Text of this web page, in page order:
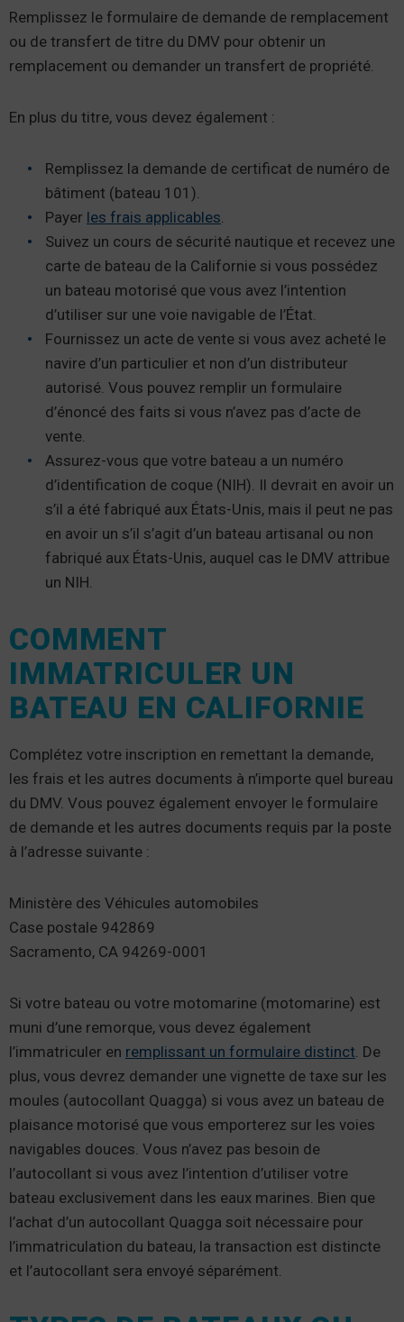
Remplissez le formulaire de demande de remplacement
ou de transfert de titre du DMV pour obtenir un
remplacement ou demander un transfert de propriété.
En plus du titre, vous devez également :
Remplissez la demande de certificat de numéro de
bâtiment (bateau 101).
Payer les frais applicables.
Suivez un cours de sécurité nautique et recevez une
carte de bateau de la Californie si vous possédez
un bateau motorisé que vous avez l’intention
d’utiliser sur une voie navigable de l’État.
Fournissez un acte de vente si vous avez acheté le
navire d’un particulier et non d’un distributeur
autorisé. Vous pouvez remplir un formulaire
d’énoncé des faits si vous n’avez pas d’acte de
vente.
Assurez-vous que votre bateau a un numéro
d’identification de coque (NIH). Il devrait en avoir un
s’il a été fabriqué aux États-Unis, mais il peut ne pas
en avoir un s’il s’agit d’un bateau artisanal ou non
fabriqué aux États-Unis, auquel cas le DMV attribue
un NIH.
COMMENT
IMMATRICULER UN
BATEAU EN CALIFORNIE
Complétez votre inscription en remettant la demande,
les frais et les autres documents à n’importe quel bureau
du DMV. Vous pouvez également envoyer le formulaire
de demande et les autres documents requis par la poste
à l’adresse suivante :
Ministère des Véhicules automobiles
Case postale 942869
Sacramento, CA 94269-0001
Si votre bateau ou votre motomarine (motomarine) est
muni d’une remorque, vous devez également
l’immatriculer en remplissant un formulaire distinct. De
plus, vous devrez demander une vignette de taxe sur les
moules (autocollant Quagga) si vous avez un bateau de
plaisance motorisé que vous emporterez sur les voies
navigables douces. Vous n’avez pas besoin de
l’autocollant si vous avez l’intention d’utiliser votre
bateau exclusivement dans les eaux marines. Bien que
l’achat d’un autocollant Quagga soit nécessaire pour
l’immatriculation du bateau, la transaction est distincte
et l’autocollant sera envoyé séparément.